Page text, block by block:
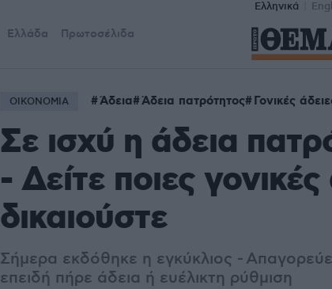
Ελληνικά
Ελλάδα Πρωτοσέλιδα
ΟΙΚΟΝΟΜΙΑ Άδεια Άδεια πατρότητος Γονικές
Σε ισχύ η άδεια
- Δείτε ποιες γονικές
δικαιούστε
Σήμερα εκδόθηκε η εγκύκλιος -
επειδή πήρε άδεια ή ευέλικτη ρύθμιση